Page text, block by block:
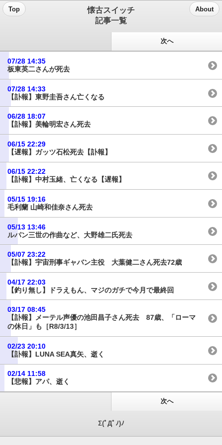
Top
懐古スイッチ
記事一覧
About
次へ
07/28 14:35
板東英二さんが死去
07/28 14:33
【訃報】東野圭吾さん亡くなる
06/28 18:07
【訃報】美輪明宏さん死去
06/15 22:29
【遅報】ガッツ石松死去【訃報】
06/15 22:22
【訃報】中村玉緒、亡くなる【遅報】
05/15 19:16
毛利蘭 山崎和佳奈さん死去
05/13 13:46
ルパン三世の作曲など、大野雄二氏死去
05/07 23:22
【訃報】宇宙刑事ギャバン主役 大葉健二さん死去72歳
04/17 22:03
【釣り無し】ドラえもん、マジのガチで今月で最終回
03/17 08:45
【訃報】メーテル声優の池田昌子さん死去 87歳、「ローマ
の休日」も［R8/3/13］
02/23 20:10
【訃報】LUNA SEA真矢、逝く
02/14 11:58
【悲報】アパ、逝く
次へ
Σ(ﾟДﾟﾉ)ﾉ